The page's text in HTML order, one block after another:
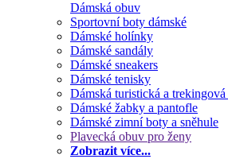
Dámská obuv
Sportovní boty dámské
Dámské holínky
Dámské sandály
Dámské sneakers
Dámské tenisky
Dámská turistická a
Dámské žabky a pantofle
Dámské zimní boty a sněhule
Plavecká obuv pro ženy
Zobrazit více...